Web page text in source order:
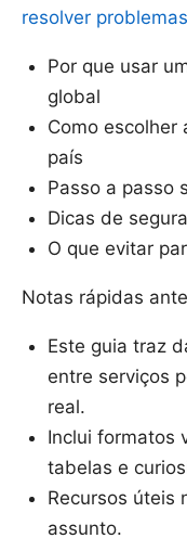
resolver
Por que usar
global
Como escolher
país
Passo a passo
Dicas de
O que evitar
Notas rápidas
Este guia traz
entre serviços
real.
Inclui formatos
tabelas e
Recursos úteis
assunto.